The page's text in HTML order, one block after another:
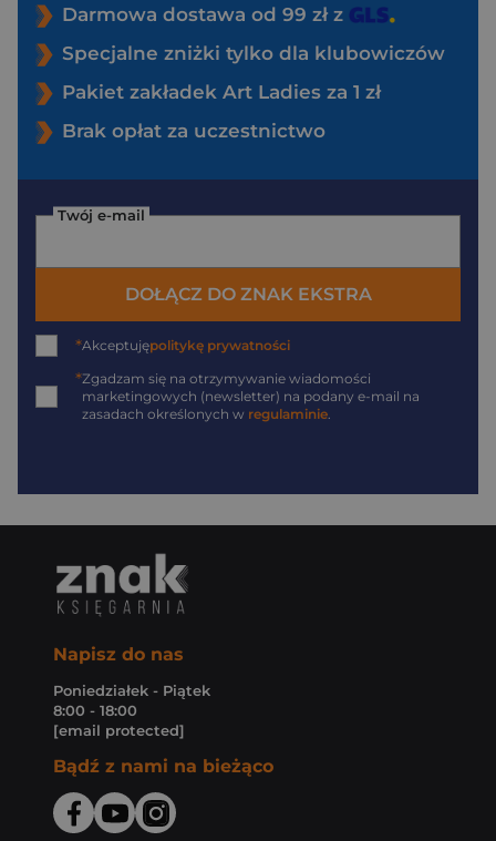
Darmowa dostawa od 99 zł z
Specjalne zniżki tylko dla klubowiczów
Pakiet zakładek Art Ladies za 1 zł
Brak opłat za uczestnictwo
Twój e-mail
DOŁĄCZ DO ZNAK EKSTRA
*Akceptujępolitykę prywatności
*Zgadzam się na otrzymywanie wiadomości
marketingowych (newsletter) na podany e-mail na
zasadach określonych w regulaminie
Napisz do nas
Poniedziałek - Piątek
8:00 - 18:00
[email protected]
Bądź z nami na bieżąco